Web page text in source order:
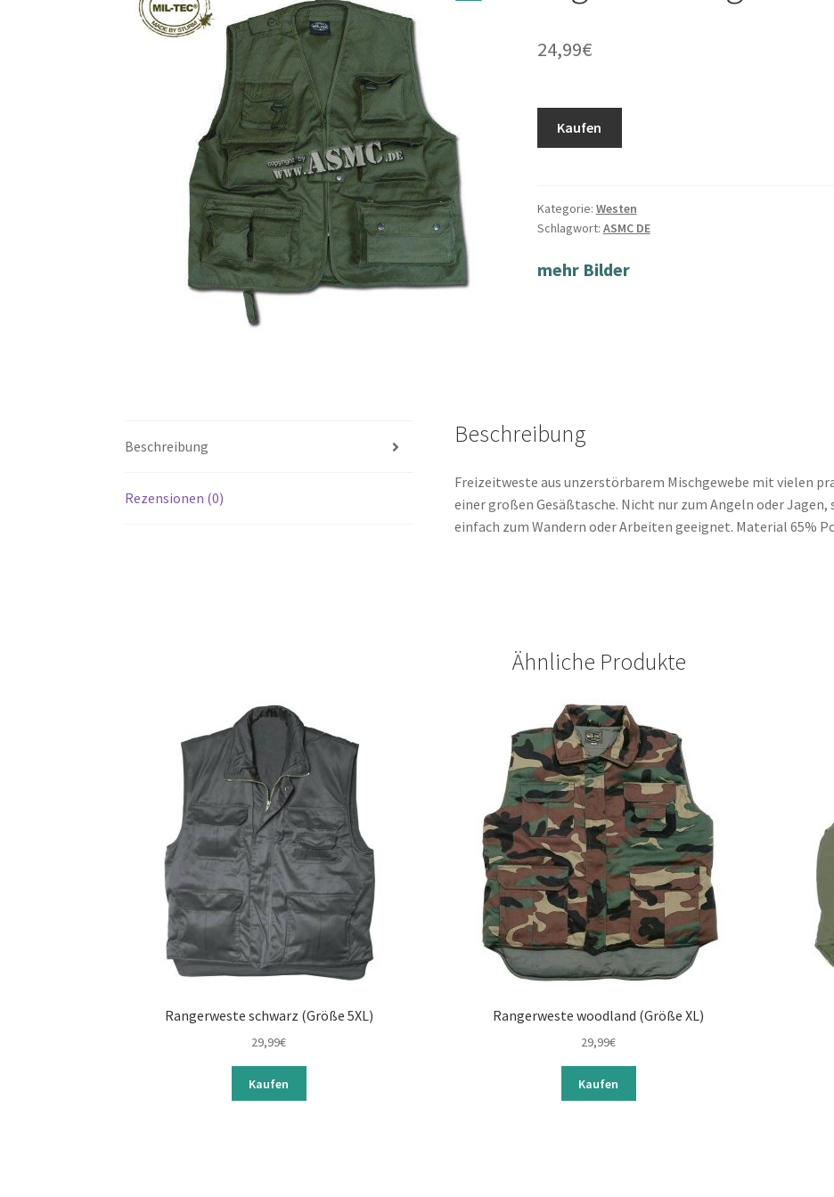
24,99€
Kaufen
Kategorie: Westen
Schlagwort: ASMC DE
mehr Bilder
Beschreibung
Rezensionen (0)
Beschreibung
Freizeitweste aus unzerstörbarem Mischgewebe mit vielen
einer großen Gesäßtasche. Nicht nur zum Angeln oder
einfach zum Wandern oder Arbeiten geeignet. Material 65%
Ähnliche Produkte
Rangerweste schwarz (Größe 5XL)
29,99€
Kaufen
Rangerweste woodland (Größe XL)
29,99€
Kaufen